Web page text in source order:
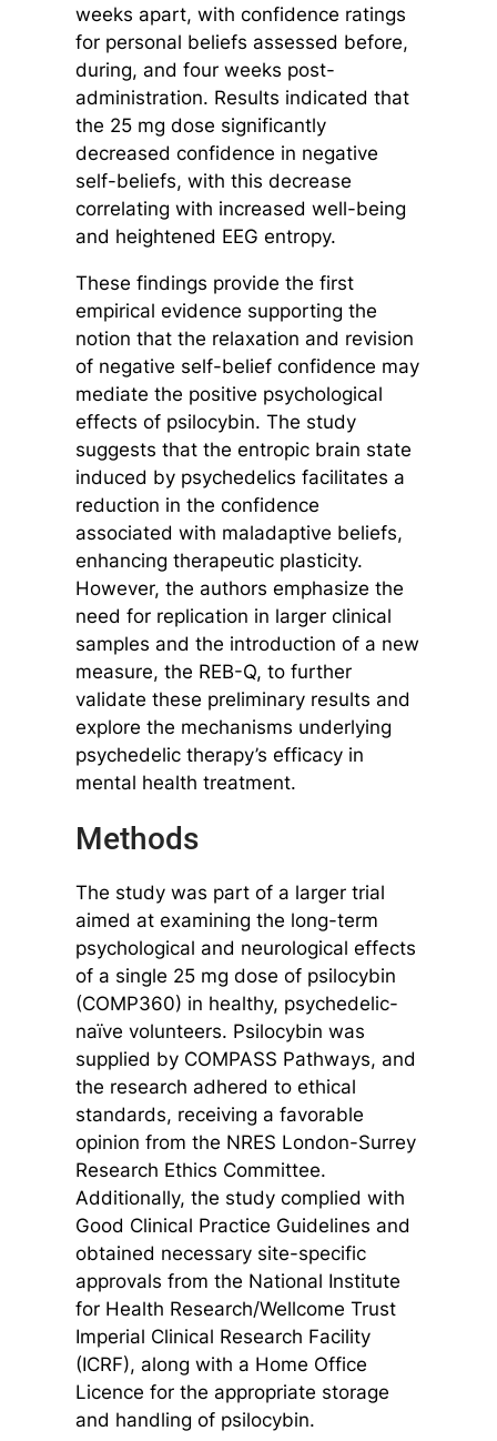
weeks apart, with confidence ratings
for personal beliefs assessed before,
during, and four weeks post-
administration. Results indicated that
the 25 mg dose significantly
decreased confidence in negative
self-beliefs, with this decrease
correlating with increased well-being
and heightened EEG entropy.
These findings provide the first
empirical evidence supporting the
notion that the relaxation and revision
of negative self-belief confidence may
mediate the positive psychological
effects of psilocybin. The study
suggests that the entropic brain state
induced by psychedelics facilitates a
reduction in the confidence
associated with maladaptive beliefs,
enhancing therapeutic plasticity.
However, the authors emphasize the
need for replication in larger clinical
samples and the introduction of a new
measure, the REB-Q, to further
validate these preliminary results and
explore the mechanisms underlying
psychedelic therapy’s efficacy in
mental health treatment.
Methods
The study was part of a larger trial
aimed at examining the long-term
psychological and neurological effects
of a single 25 mg dose of psilocybin
(COMP360) in healthy, psychedelic-
naïve volunteers. Psilocybin was
supplied by COMPASS Pathways, and
the research adhered to ethical
standards, receiving a favorable
opinion from the NRES London-Surrey
Research Ethics Committee.
Additionally, the study complied with
Good Clinical Practice Guidelines and
obtained necessary site-specific
approvals from the National Institute
for Health Research/Wellcome Trust
Imperial Clinical Research Facility
(ICRF), along with a Home Office
Licence for the appropriate storage
and handling of psilocybin.